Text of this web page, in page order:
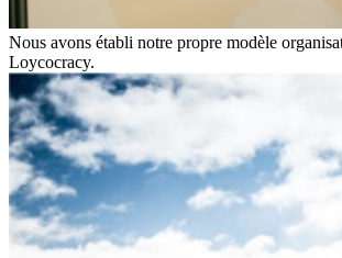
Nous avons établi notre propre modèle
Loycocracy.